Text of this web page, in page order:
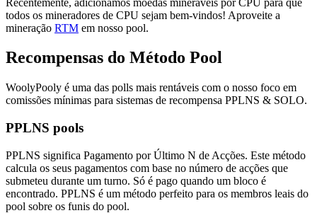
todos os mineradores de CPU sejam bem-vindos! Aproveite a
mineração RTM em nosso pool.
Recompensas do Método Pool
WoolyPooly é uma das polls mais rentáveis com o nosso foco em
comissões mínimas para sistemas de recompensa PPLNS & SOLO.
PPLNS pools
PPLNS significa Pagamento por Último N de Acções. Este método
calcula os seus pagamentos com base no número de acções que
submeteu durante um turno. Só é pago quando um bloco é
encontrado. PPLNS é um método perfeito para os membros leais do
pool sobre os funis do pool.